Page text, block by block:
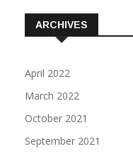
ARCHIVES
April 2022
March 2022
October 2021
September 2021